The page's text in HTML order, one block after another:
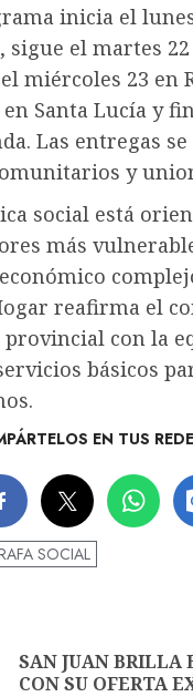
inicia el
sigue el martes
miércoles 23 en
en Santa Lucía y
Las entregas
y
social está
más
reafirma el
con la
básicos
EN TUS
SOCIAL
SAN JUAN BRILLA
CON SU OFERTA